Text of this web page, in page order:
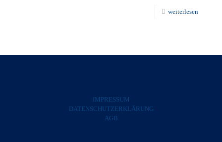
weiterlesen
IMPRESSUM
DATENSCHUTZERKLÄRUNG
AGB